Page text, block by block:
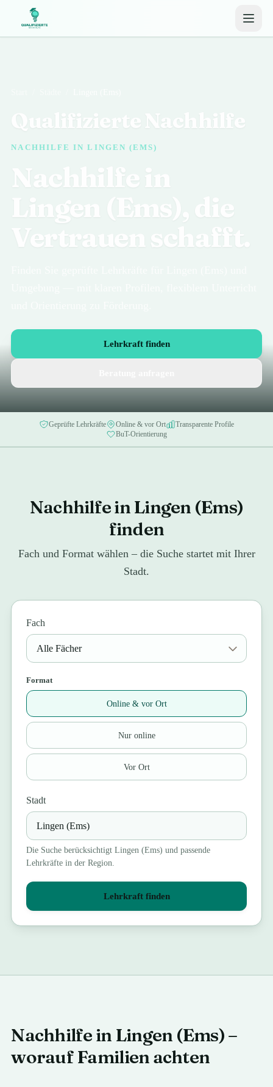
Qualifizierte Nachhilfe
NACHHILFE IN LINGEN (EMS)
Nachhilfe in
Lingen (Ems), die
Vertrauen schafft.
Lehrkraft finden
Geprüfte Lehrkräfte Online & vor Ort
Transparente Profile
BuT-Orientierung
Nachhilfe in Lingen (Ems)
finden
Fach und Format wählen – die Suche startet mit Ihrer
Stadt.
Fach
Format
Online & vor Ort
Nur online
Vor Ort
Stadt
Die Suche berücksichtigtLingen (Ems) und passende
Lehrkräfte in der Region.
Lehrkraft finden
Nachhilfe in Lingen (Ems) –
worauf Familien achten